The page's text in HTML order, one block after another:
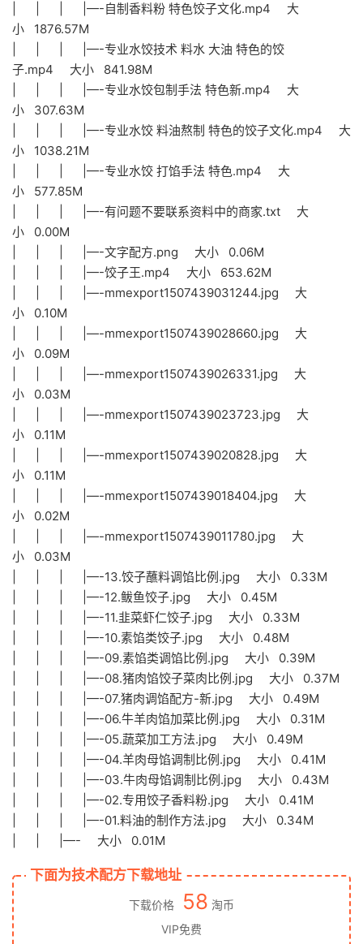
| | | |—-自制香料粉 特色饺子文化.mp4 大
小 1876.57M
| | | |—-专业水饺技术 料水 大油 特色的饺
子.mp4 大小 841.98M
| | | |—-专业水饺包制手法 特色新.mp4 大
小 307.63M
| | | |—-专业水饺 料油熬制 特色的饺子文化.mp4 大
小 1038.21M
| | | |—-专业水饺 打馅手法 特色.mp4 大
小 577.85M
| | | |—-有问题不要联系资料中的商家.txt 大
小 0.00M
| | | |—-文字配方.png 大小 0.06M
| | | |—-饺子王.mp4 大小 653.62M
| | | |—-mmexport1507439031244.jpg 大
小 0.10M
| | | |—-mmexport1507439028660.jpg 大
小 0.09M
| | | |—-mmexport1507439026331.jpg 大
小 0.03M
| | | |—-mmexport1507439023723.jpg 大
小 0.11M
| | | |—-mmexport1507439020828.jpg 大
小 0.11M
| | | |—-mmexport1507439018404.jpg 大
小 0.02M
| | | |—-mmexport1507439011780.jpg 大
小 0.03M
| | | |—-13.饺子蘸料调馅比例.jpg 大小 0.33M
| | | |—-12.鲅鱼饺子.jpg 大小 0.45M
| | | |—-11.韭菜虾仁饺子.jpg 大小 0.33M
| | | |—-10.素馅类饺子.jpg 大小 0.48M
| | | |—-09.素馅类调馅比例.jpg 大小 0.39M
| | | |—-08.猪肉馅饺子菜肉比例.jpg 大小 0.37M
| | | |—-07.猪肉调馅配方-新.jpg 大小 0.49M
| | | |—-06.牛羊肉馅加菜比例.jpg 大小 0.31M
| | | |—-05.蔬菜加工方法.jpg 大小 0.49M
| | | |—-04.羊肉母馅调制比例.jpg 大小 0.41M
| | | |—-03.牛肉母馅调制比例.jpg 大小 0.43M
| | | |—-02.专用饺子香料粉.jpg 大小 0.41M
| | | |—-01.料油的制作方法.jpg 大小 0.34M
| | |—- 大小 0.01M
下面为技术配方下载地址
下载价格 58 淘币
VIP免费